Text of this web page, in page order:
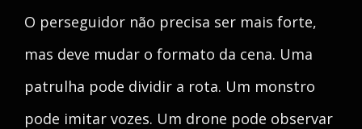
O perseguidor não precisa ser mais forte,
mas deve mudar o formato da cena. Uma
patrulha pode dividir a rota. Um monstro
pode imitar vozes. Um drone pode observar